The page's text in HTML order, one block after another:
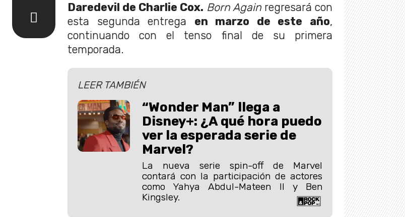
Daredevil de Charlie Cox. Born Againregresará con
esta segunda entrega en marzo de este año,
continuando con el tenso final de su primera
temporada.
LEER TAMBIÉN
“Wonder Man” llega a
Disney+: ¿A qué hora puedo
ver la esperada serie de
Marvel?
La nueva serie spin-off de Marvel
contará con la participación de actores
como Yahya Abdul-Mateen II y Ben
Kingsley.